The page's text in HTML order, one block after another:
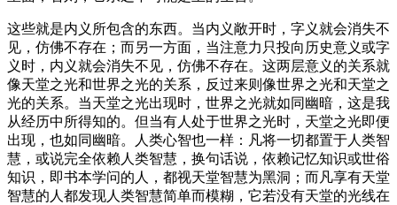
这些就是内义所包含的东西。当内义敞开时，字义就会消失不
见，仿佛不存在；而另一方面，当注意力只投向历史意义或字
义时，内义就会消失不见，仿佛不存在。这两层意义的关系就
像天堂之光和世界之光的关系，反过来则像世界之光和天堂之
光的关系。当天堂之光出现时，世界之光就如同幽暗，这是我
从经历中所得知的。但当有人处于世界之光时，天堂之光即便
出现，也如同幽暗。人类心智也一样：凡将一切都置于人类智
慧，或说完全依赖人类智慧，换句话说，依赖记忆知识或世俗
知识，即书本学问的人，都视天堂智慧为黑洞；而凡享有天堂
智慧的人都发现人类智慧简单而模糊，它若没有天堂的光线在